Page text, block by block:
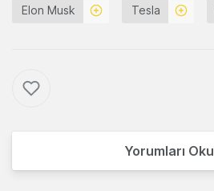
Elon Musk Tesla
Yorumları Oku